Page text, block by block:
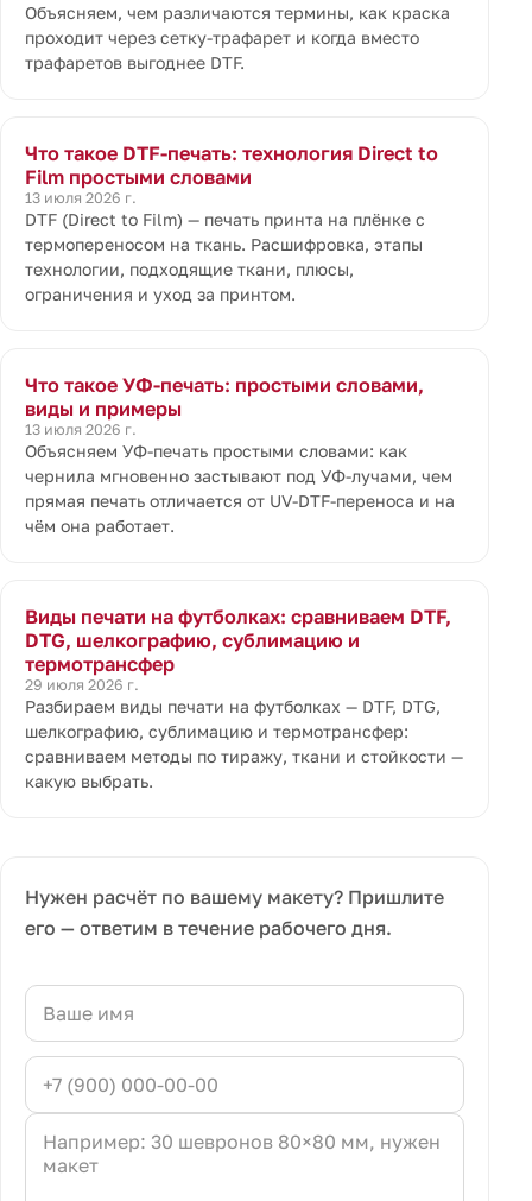
Объясняем, чем различаются термины, как краска
проходит через сетку-трафарет и когда вместо
трафаретов выгоднее DTF.
Что такое DTF-печать: технология Direct to
Film простыми словами
13 июля 2026 г.
DTF (Direct to Film) — печать принта на плёнке с
термопереносом на ткань. Расшифровка, этапы
технологии, подходящие ткани, плюсы,
ограничения и уход за принтом.
Что такое УФ-печать: простыми словами,
виды и примеры
13 июля 2026 г.
Объясняем УФ-печать простыми словами: как
чернила мгновенно застывают под УФ-лучами, чем
прямая печать отличается от UV-DTF-переноса и на
чём она работает.
Виды печати на футболках: сравниваем DTF,
DTG, шелкографию, сублимацию и
термотрансфер
29 июля 2026 г.
Разбираем виды печати на футболках — DTF, DTG,
шелкографию, сублимацию и термотрансфер:
сравниваем методы по тиражу, ткани и стойкости —
какую выбрать.
Нужен расчёт по вашему макету? Пришлите
его — ответим в течение рабочего дня.